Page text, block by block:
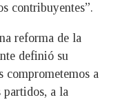
contribuyentes”.
reforma de la
definió su
comprometemos a
partidos, a la